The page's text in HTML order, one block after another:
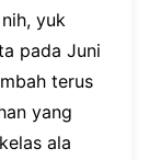
yuk
pada Juni
terus
yang
ala